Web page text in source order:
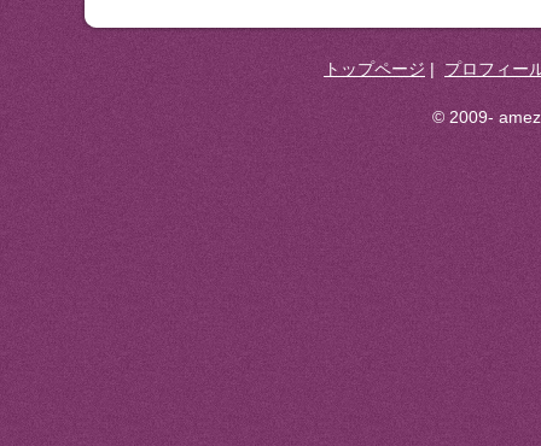
トップページ | プロフィー
© 2009-